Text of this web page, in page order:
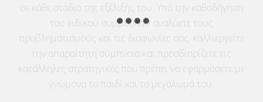
σε κάθε στάδιο της εξέλιξής του. Υπό την καθοδήγηση
του ειδικού συμβούλου αναλύετε τους
προβληματισμούς και τις διαφωνίες σας, καλλιεργείτε
την απαραίτητη σύμπνοια και προσδιορίζετε τις
κατάλληλες στρατηγικές που πρέπει να εφαρμόσετε με
γνώμονα το παιδί και το μεγάλωμά του.